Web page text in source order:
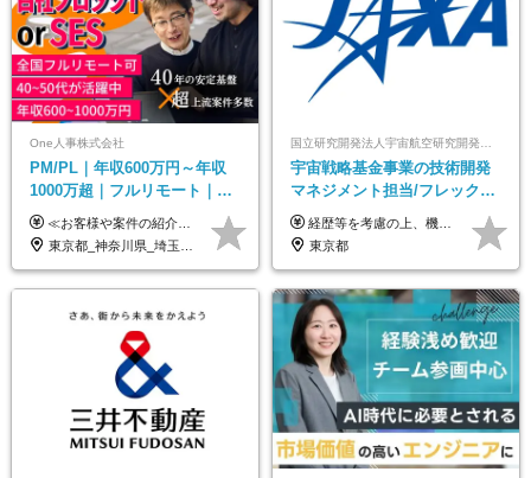
One人事株式会社
PM/PL｜年収600万円～年収
1000万超｜フルリモート｜
SIerへの変革期をリード＆自
社サービス
≪お客様や案件の紹介によりインセンティブを支給！≫ 月給40万円以上＋賞与年2回＋インセンティブ ◎経験やスキルを考慮の上、優遇します ◎上記月給は固定残業代月45時間分(月額9万1040円以上)を含みます。超過した場合は全額追加支給します ◎試用期間3カ月あり(給与や福利厚生等は同じです) ＜年収例＞ 36歳／PL（元SE）／580万円 / 官公庁向けWebシステム開発 ※メンバーから2年でPLへ昇格 41歳／SL／616万円 / メーカー向けWebサイト開発 46歳／PL／742万円 / 金融情報連携システム開発 52歳 / PM / 952万円 / 信販システムの再構築 55歳 / PM / 910万円 / 製造業向け基盤構築開発
東京都_神奈川県_埼玉県_千葉県_大阪府_愛知県_北海道_青森県_岩手県_宮城県_秋田県_山形県_福島県_茨城県_栃木県_群馬県_新潟県_山梨県_長野県_富山県_石川県_福井県_静岡県_岐阜県_三重県_兵庫県_京都府_滋賀県_奈良県_和歌山県_広島県_岡山県_鳥取県_島根県_山口県_徳島県_香川県_愛媛県_高知県_福岡県_熊本県_佐賀県_長崎県_大分県_宮崎県_鹿児島県_沖縄県
宇宙戦略基金事業の技術開発
マネジメント担当/フレックス
制/リモート活用/異業種出身者
歓迎/国家プロジェクト
経歴等を考慮の上、機構の規定により決定します。 ＜大学卒業後、正規社員として民間企業に3年勤務した場合＞ ・月給30万円以上 ・年収470万円以上 年収概算を試算する場合は以下をご確認ください。 https://www.jaxa.jp/about/employ/trial_j.html ■昇給年1回、賞与年2回 ■諸手当（住居手当、通勤手当他） ■退職金制度あり ※年収470万円～ ※超過勤務分は別途支給します。 ※6ヶ月の試用期間あり。その間の待遇・給与に差異はありません。
東京都